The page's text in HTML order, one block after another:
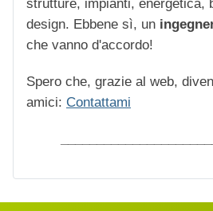
strutture, impianti, energetica,
design. Ebbene sì, un
che vanno d'accordo!
Spero che, grazie al web,
amici: Contattami